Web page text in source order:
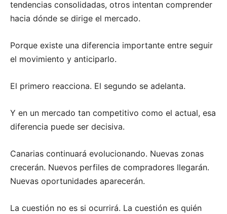
tendencias consolidadas, otros intentan comprender
hacia dónde se dirige el mercado.
Porque existe una diferencia importante entre seguir
el movimiento y anticiparlo.
El primero reacciona. El segundo se adelanta.
Y en un mercado tan competitivo como el actual, esa
diferencia puede ser decisiva.
Canarias continuará evolucionando. Nuevas zonas
crecerán. Nuevos perfiles de compradores llegarán.
Nuevas oportunidades aparecerán.
La cuestión no es si ocurrirá. La cuestión es quién